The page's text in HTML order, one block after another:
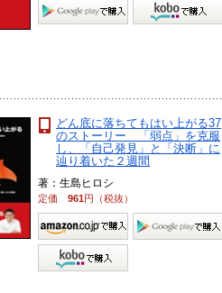
どん底に落ちてもはい上がる37
のストーリー 「弱点」を克服
し、「自己発見」と「決断」に
辿り着いた２週間
著：生島ヒロシ
定価 961円（税抜）